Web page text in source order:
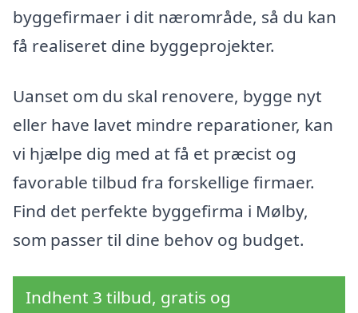
byggefirmaer i dit nærområde, så du kan
få realiseret dine byggeprojekter.
Uanset om du skal renovere, bygge nyt
eller have lavet mindre reparationer, kan
vi hjælpe dig med at få et præcist og
favorable tilbud fra forskellige firmaer.
Find det perfekte byggefirma i Mølby,
som passer til dine behov og budget.
Indhent 3 tilbud, gratis og